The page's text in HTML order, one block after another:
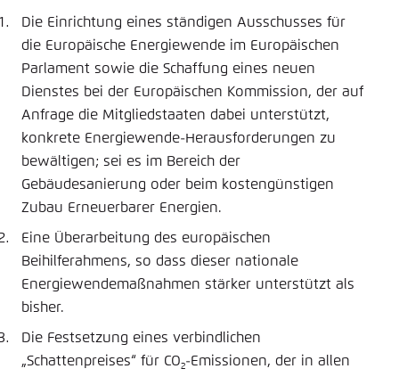
Die Einrichtung eines ständigen Ausschusses für
die Europäische Energiewende im Europäischen
Parlament sowie die Schaffung eines neuen
Dienstes bei der Europäischen Kommission, der auf
Anfrage die Mitgliedstaaten dabei unterstützt,
konkrete Energiewende-Herausforderungen zu
bewältigen; sei es im Bereich der
Gebäudesanierung oder beim kostengünstigen
Zubau Erneuerbarer Energien.
Eine Überarbeitung des europäischen
Beihilferahmens, so dass dieser nationale
Energiewendemaßnahmen stärker unterstützt als
bisher.
Die Festsetzung eines verbindlichen
„Schattenpreises“ für CO2-Emissionen, der in allen